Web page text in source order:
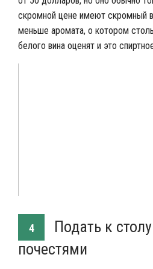
скромной цене имеют скромный
меньше аромата, о котором
белого вина оценят и это
4
Подать к
почестями